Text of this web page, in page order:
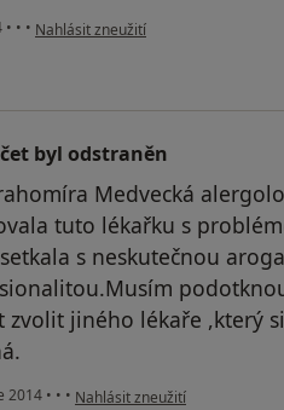
• • • podle názoru uživatele Váš účet byl
Nahlásit zneužití
byl odstraněn
Medvecká
tuto lékařku s
s neskutečnou
zvolit jiného lékaře ,který
2014 • • • podle názoru uživatele Váš
Nahlásit zneužití